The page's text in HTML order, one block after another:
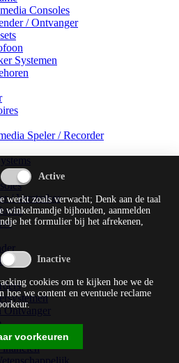
Consoles
/ Ontvanger
Systemen
Speler / Recorder
/ Versterker
fi
werkt zoals verwacht; Denk aan de taal
winkelmandje bijhouden, aanmelden
het formulier bij het afrekenen,
cookies om te kijken hoe we de
hoe we content en eventuele reclame
voorkeuren